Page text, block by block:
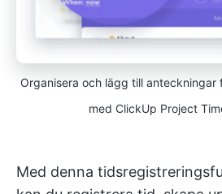
Organisera och lägg till
med ClickUp Project
Med denna